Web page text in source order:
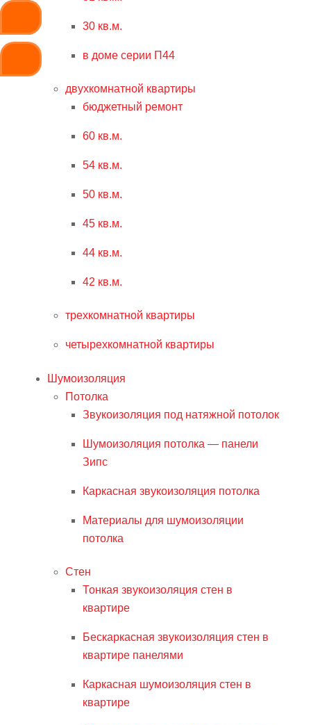
30 кв.м.
в доме серии П44
двухкомнатной квартиры
бюджетный ремонт
60 кв.м.
54 кв.м.
50 кв.м.
45 кв.м.
44 кв.м.
42 кв.м.
трехкомнатной квартиры
четырехкомнатной квартиры
Шумоизоляция
Потолка
Звукоизоляция под натяжной потолок
Шумоизоляция потолка — панели
Зипс
Каркасная звукоизоляция потолка
Материалы для шумоизоляции
потолка
Стен
Тонкая звукоизоляция стен в
квартире
Бескаркасная звукоизоляция стен в
квартире панелями
Каркасная шумоизоляция стен в
квартире